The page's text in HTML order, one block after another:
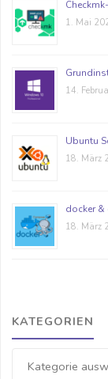
1. Mai
14.
Ubuntu
18. März
docker
18. März
KATEGORIEN